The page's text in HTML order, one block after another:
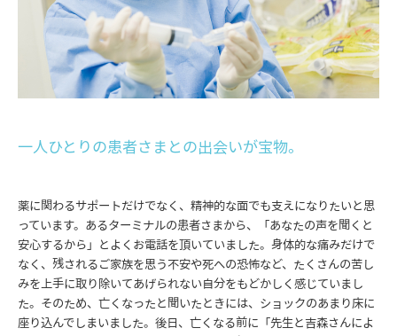
一人ひとりの患者さまとの出会いが宝物。
薬に関わるサポートだけでなく、精神的な面でも支えになりたいと思
っています。あるターミナルの患者さまから、「あなたの声を聞くと
安心するから」とよくお電話を頂いていました。身体的な痛みだけで
なく、残されるご家族を思う不安や死への恐怖など、たくさんの苦し
みを上手に取り除いてあげられない自分をもどかしく感じていまし
た。そのため、亡くなったと聞いたときには、ショックのあまり床に
座り込んでしまいました。後日、亡くなる前に「先生と吉森さんによ